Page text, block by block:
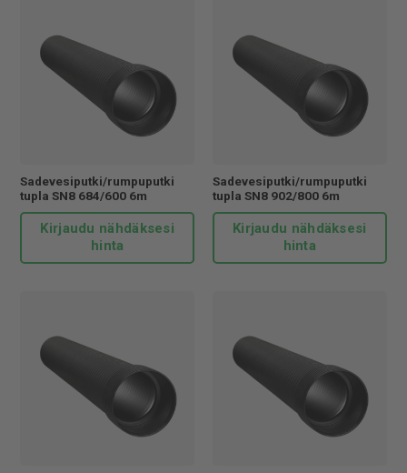
Sadevesiputki/rumpuputki
tupla SN8 684/600 6m
Kirjaudu nähdäksesi
hinta
Sadevesiputki/rumpuputki
tupla SN8 902/800 6m
Kirjaudu nähdäksesi
hinta